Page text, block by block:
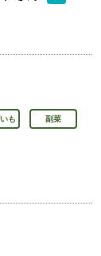
も 副菜